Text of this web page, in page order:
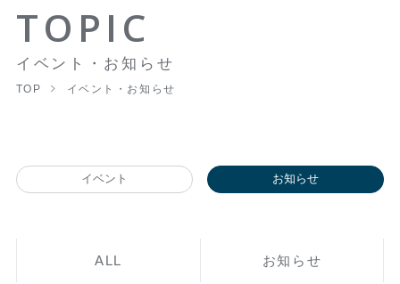
TOPIC
イベント・お知らせ
TOP イベント・お知らせ
イベント お知らせ
ALL お知らせ